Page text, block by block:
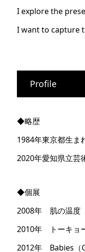
I explore the
I want to capture
Profile
◆略歴
1984年東京都生ま
2020年愛知県立芸
◆個展
2008年 肌の温度
2010年 トーキョ
2012年 Babies（